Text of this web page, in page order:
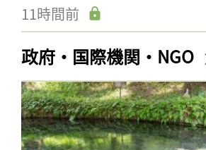
11時間前
政府・国際機関・NGO